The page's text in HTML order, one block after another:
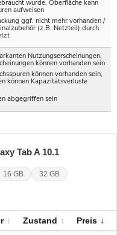
wurde, Oberfläche kann
aufweisen
ggf. nicht mehr vorhanden /
(z.B. Netzteil) durch
Nutzungserscheinungen,
können vorhanden sein
können vorhanden sein,
können Kapazitätsverluste
abgegriffen sein
Tab A 10.1
16 GB 32 GB
Zustand Preis